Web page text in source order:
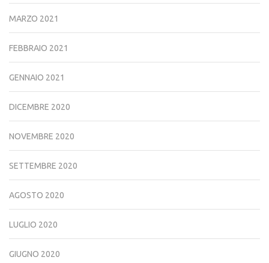
MARZO 2021
FEBBRAIO 2021
GENNAIO 2021
DICEMBRE 2020
NOVEMBRE 2020
SETTEMBRE 2020
AGOSTO 2020
LUGLIO 2020
GIUGNO 2020